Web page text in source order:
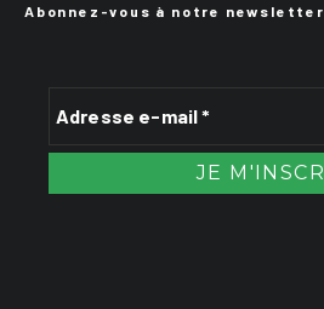
Abonnez-vous à notre newsletter